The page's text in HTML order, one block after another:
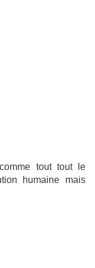
tout tout le
humaine mais